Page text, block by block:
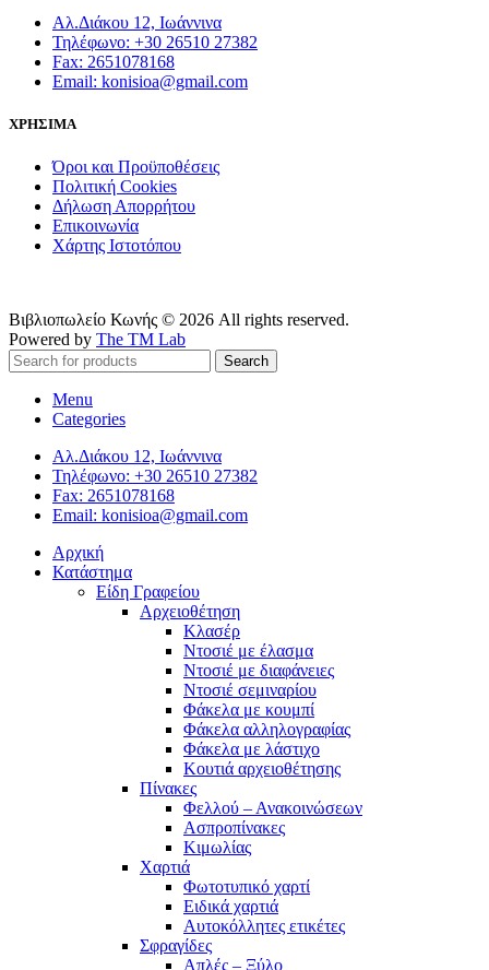
Αλ.Διάκου 12, Ιωάννινα
Τηλέφωνο: +30 26510 27382
Fax: 2651078168
Email: konisioa@gmail.com
ΧΡΗΣΙΜΑ
Όροι και Προϋποθέσεις
Πολιτική Cookies
Δήλωση Απορρήτου
Επικοινωνία
Χάρτης Ιστοτόπου
Βιβλιοπωλείο Κωνής © 2026 All rights reserved.
Powered by The TM Lab
Search
Menu
Categories
Αλ.Διάκου 12, Ιωάννινα
Τηλέφωνο: +30 26510 27382
Fax: 2651078168
Email: konisioa@gmail.com
Αρχική
Κατάστημα
Είδη Γραφείου
Αρχειοθέτηση
Κλασέρ
Ντοσιέ με έλασμα
Ντοσιέ με διαφάνειες
Ντοσιέ σεμιναρίου
Φάκελα με κουμπί
Φάκελα αλληλογραφίας
Φάκελα με λάστιχο
Κουτιά αρχειοθέτησης
Πίνακες
Φελλού – Ανακοινώσεων
Ασπροπίνακες
Κιμωλίας
Χαρτιά
Φωτοτυπικό χαρτί
Ειδικά χαρτιά
Αυτοκόλλητες ετικέτες
Σφραγίδες
Απλές – Ξύλο